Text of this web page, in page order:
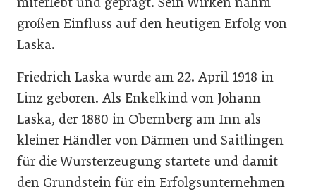
großen Einfluss auf den heutigen Erfolg von
Laska.
Friedrich Laska wurde am 22. April 1918 in
Linz geboren. Als Enkelkind von Johann
Laska, der 1880 in Obernberg am Inn als
kleiner Händler von Därmen und Saitlingen
für die Wursterzeugung startete und damit
den Grundstein für ein Erfolgsunternehmen